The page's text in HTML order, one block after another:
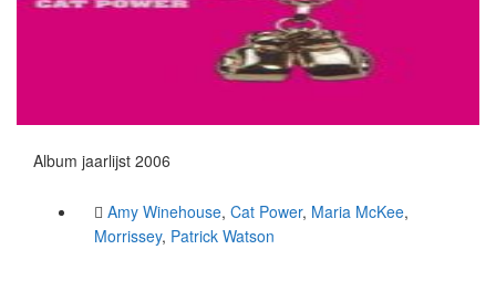
Album jaarlijst 2006
Amy Winehouse, Cat Power, Maria McKee,
Morrissey, Patrick Watson